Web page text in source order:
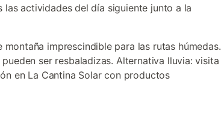
las actividades del día siguiente junto a la
montaña imprescindible para las rutas húmedas.
ser resbaladizas. Alternativa lluvia: visita
en La Cantina Solar con productos